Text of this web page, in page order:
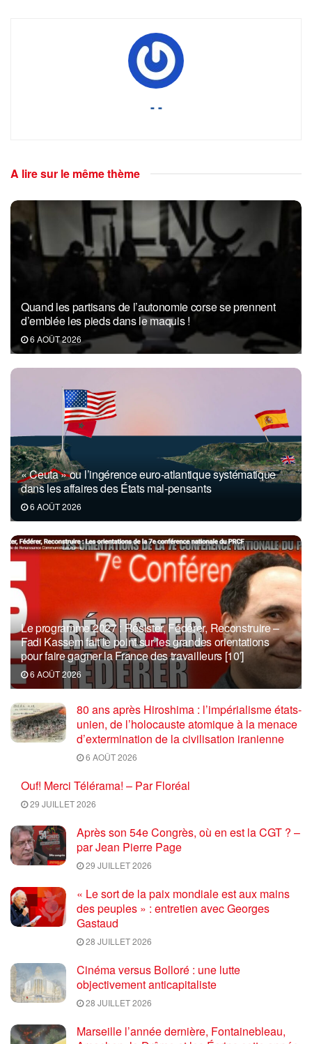
- -
A lire sur le même thème
Quand les partisans de l’autonomie corse se prennent
d’emblée les pieds dans le maquis !
6 AOÛT 2026
« Ceuta » ou l’ingérence euro-atlantique systématique
dans les affaires des États mal-pensants
6 AOÛT 2026
Le programme 2027 : Résister, Fédérer, Reconstruire –
Fadi Kassem fait le point sur les grandes orientations
pour faire gagner la France des travailleurs [10′]
6 AOÛT 2026
80 ans après Hiroshima : l’impérialisme états-
unien, de l’holocauste atomique à la menace
d’extermination de la civilisation iranienne
6 AOÛT 2026
Ouf! Merci Télérama! – Par Floréal
29 JUILLET 2026
Après son 54e Congrès, où en est la CGT ? –
par Jean Pierre Page
29 JUILLET 2026
« Le sort de la paix mondiale est aux mains
des peuples » : entretien avec Georges
Gastaud
28 JUILLET 2026
Cinéma versus Bolloré : une lutte
objectivement anticapitaliste
28 JUILLET 2026
Marseille l’année dernière, Fontainebleau,